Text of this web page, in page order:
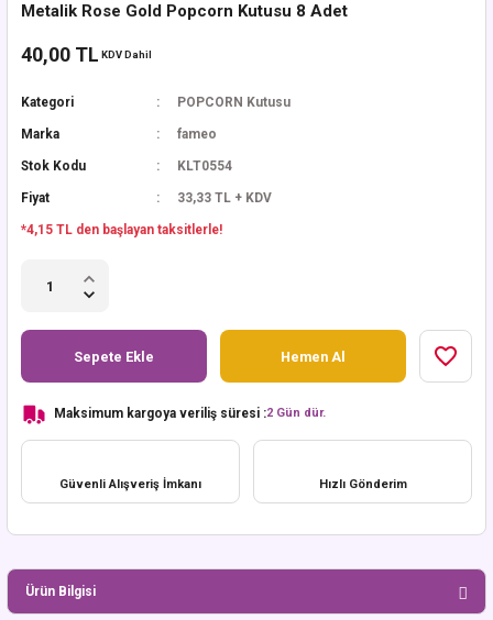
Metalik Rose Gold Popcorn Kutusu 8 Adet
40,00 TL KDV Dahil
Kategori POPCORN Kutusu
Marka fameo
Stok Kodu KLT0554
Fiyat 33,33 TL + KDV
*4,15 TL den başlayan taksitlerle!
Sepete Ekle Hemen Al
Maksimum kargoya veriliş süresi :2 Gün dür.
Güvenli Alışveriş İmkanı Hızlı Gönderim
Ürün Bilgisi